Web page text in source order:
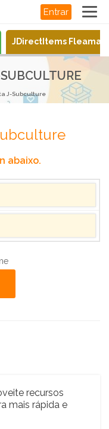
Entrar
JDirectItems
J-Subculture
abaixo.
recursos
mais rápida e